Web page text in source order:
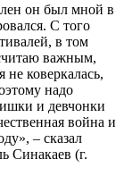
он был мной в
С того
в том
важным,
коверкалась,
надо
и девчонки
война и
– сказал
Синакаев (г.